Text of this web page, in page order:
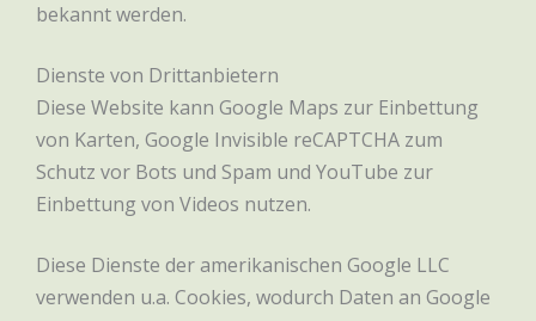
bekannt werden.
Dienste von Drittanbietern
Diese Website kann Google Maps zur Einbettung
von Karten, Google Invisible reCAPTCHA zum
Schutz vor Bots und Spam und YouTube zur
Einbettung von Videos nutzen.
Diese Dienste der amerikanischen Google LLC
verwenden u.a. Cookies, wodurch Daten an Google